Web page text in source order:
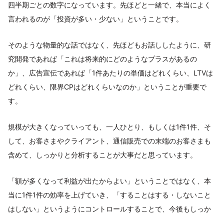
四半期ごとの数字になっています。先ほどと一緒で、本当によく
言われるのが「投資が多い・少ない」ということです。
そのような物量的な話ではなく、先ほどもお話ししたように、研
究開発であれば「これは将来的にどのようなプラスがあるの
か」、広告宣伝であれば「1件あたりの単価はどれくらい、LTVは
どれくらい、限界CPはどれくらいなのか」ということが重要で
す。
規模が大きくなっていっても、一人ひとり、もしくは1件1件、そ
して、お客さまやクライアント、通信販売での末端のお客さまも
含めて、しっかりと分析することが大事だと思っています。
「額が多くなって利益が出たからよい」ということではなく、本
当に1件1件の効率を上げていき、「することはする・しないこと
はしない」というようにコントロールすることで、今後もしっか